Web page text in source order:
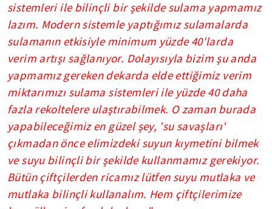
sistemleri ile bilinçli bir şekilde sulama yapmamız
lazım. Modern sistemle yaptığımız sulamalarda
sulamanın etkisiyle minimum yüzde 40'larda
verim artışı sağlanıyor. Dolayısıyla bizim şu anda
yapmamız gereken dekarda elde ettiğimiz verim
miktarımızı sulama sistemleri ile yüzde 40 daha
fazla rekoltelere ulaştırabilmek. O zaman burada
yapabileceğimiz en güzel şey, 'su savaşları'
çıkmadan önce elimizdeki suyun kıymetini bilmek
ve suyu bilinçli bir şekilde kullanmamız gerekiyor.
Bütün çiftçilerden ricamız lütfen suyu mutlaka ve
mutlaka bilinçli kullanalım. Hem çiftçilerimize